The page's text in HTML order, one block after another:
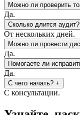
Можно ли проверить
Да.
Сколько длится аудит?
От нескольких дней.
Можно ли провести
Да.
Помогаете ли
Да.
С чего начать? +
С консультации.